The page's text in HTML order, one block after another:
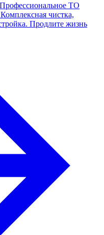
ТО
чистка,
Продлите жизнь